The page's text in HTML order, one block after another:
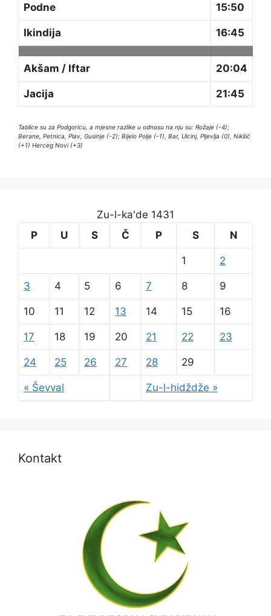
Podne 15:50
Ikindija 16:45
Akšam / Iftar 20:04
Jacija 21:45
Tablice su za Podgoricu, a mjesne razlike u odnosu na nju su: Rožaje (-4);
Berane, Petnica, Plav, Gusinje (-2); Bijelo Polje (-1), Bar, Ulcinj, Pljevlja (0), Nikšić
(+1) Herceg Novi (+3)
Zu-l-ka'de 1431
P
U S Č P S N
« Ševval Zu-l-hidždže »
1 2
3 4 5 6 7 8 9
10 11 12 13 14 15 16
17 18 19 20 21 22 23
24 25 26 27 28 29
Kontakt